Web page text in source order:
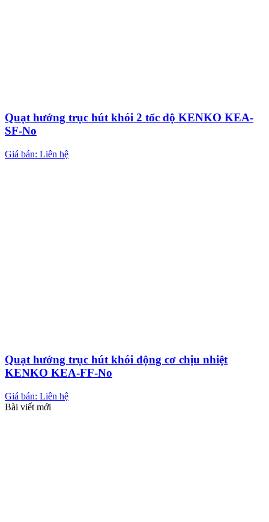
Quạt hướng trục hút khói 2 tốc độ KENKO KEA-
SF-No
Giá bán: Liên hệ
Quạt hướng trục hút khói động cơ chịu nhiệt
KENKO KEA-FF-No
Giá bán: Liên hệ
Bài viết mới